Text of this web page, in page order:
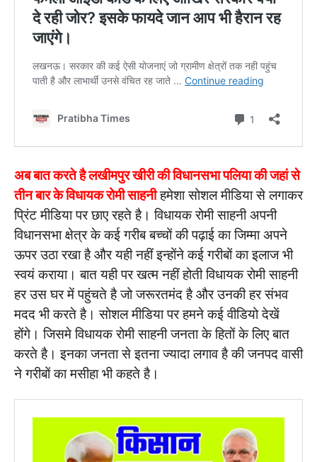
अब बात करते है लखीमपुर खीरी की विधानसभा पलिया की जहां से
तीन बार के विधायक रोमी साहनीहमेशा सोशल मीडिया से लगाकर
प्रिंट मीडिया पर छाए रहते है। विधायक रोमी साहनी अपनी
विधानसभा क्षेत्र के कई गरीब बच्चों की पढ़ाई का जिम्मा अपने
ऊपर उठा रखा है और यही नहीं इन्होंने कई गरीबों का इलाज भी
स्वयं कराया। बात यही पर खत्म नहीं होती विधायक रोमी साहनी
हर उस घर में पहुंचते है जो जरूरतमंद है और उनकी हर संभव
मदद भी करते है। सोशल मीडिया पर हमने कई वीडियो देखें
होंगे। जिसमे विधायक रोमी साहनी जनता के हितों के लिए बात
करते है। इनका जनता से इतना ज्यादा लगाव है की जनपद वासी
ने गरीबों का मसीहा भी कहते है।